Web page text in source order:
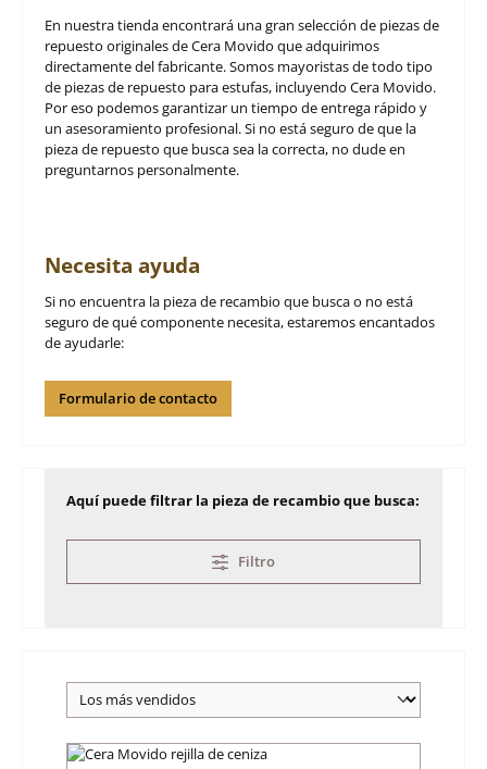
En nuestra tienda encontrará una gran selección de piezas de
repuesto originales de Cera Movido que adquirimos
directamente del fabricante. Somos mayoristas de todo tipo
de piezas de repuesto para estufas, incluyendo Cera Movido.
Por eso podemos garantizar un tiempo de entrega rápido y
un asesoramiento profesional. Si no está seguro de que la
pieza de repuesto que busca sea la correcta, no dude en
preguntarnos personalmente.
Necesita ayuda
Si no encuentra la pieza de recambio que busca o no está
seguro de qué componente necesita, estaremos encantados
de ayudarle:
Formulario de contacto
Aquí puede filtrar la pieza de recambio que busca:
Filtro